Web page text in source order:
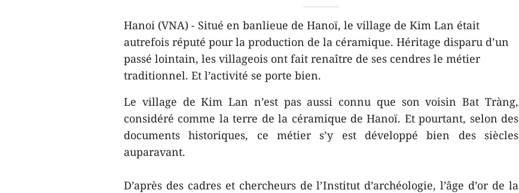
Hanoi (VNA) - Situé en banlieue de Hanoï, le village de Kim Lan était
autrefois réputé pour la production de la céramique. Héritage disparu d’un
passé lointain, les villageois ont fait renaître de ses cendres le métier
traditionnel. Et l’activité se porte bien.
Le village de Kim Lan n’est pas aussi connu que son voisin Bat Tràng,
considéré comme la terre de la céramique de Hanoï. Et pourtant, selon des
documents historiques, ce métier s’y est développé bien des siècles
auparavant.
D’après des cadres et chercheurs de l’Institut d’archéologie, l’âge d’or de la